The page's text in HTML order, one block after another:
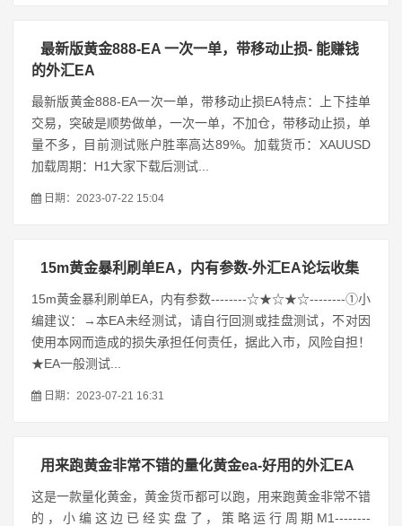
最新版黄金888-EA 一次一单，带移动止损- 能赚钱
的外汇EA
最新版黄金888-EA一次一单，带移动止损EA特点：上下挂单
交易，突破是顺势做单，一次一单，不加仓，带移动止损，单
量不多，目前测试账户胜率高达89%。加载货币：XAUUSD
加载周期：H1大家下载后测试...
日期：2023-07-22 15:04
15m黄金暴利刷单EA，内有参数-外汇EA论坛收集
15m黄金暴利刷单EA，内有参数--------☆★☆★☆--------①小
编建议：→本EA未经测试，请自行回测或挂盘测试，不对因
使用本网而造成的损失承担任何责任，据此入市，风险自担！
★EA一般测试...
日期：2023-07-21 16:31
用来跑黄金非常不错的量化黄金ea-好用的外汇EA
这是一款量化黄金，黄金货币都可以跑，用来跑黄金非常不错
的，小编这边已经实盘了，策略运行周期M1--------